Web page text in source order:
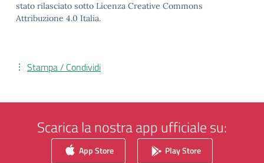
stato rilasciato sotto Licenza Creative Commons
Attribuzione 4.0 Italia.
Stampa / Condividi
Scarica la nostra app ufficiale su:
App Store Play Store